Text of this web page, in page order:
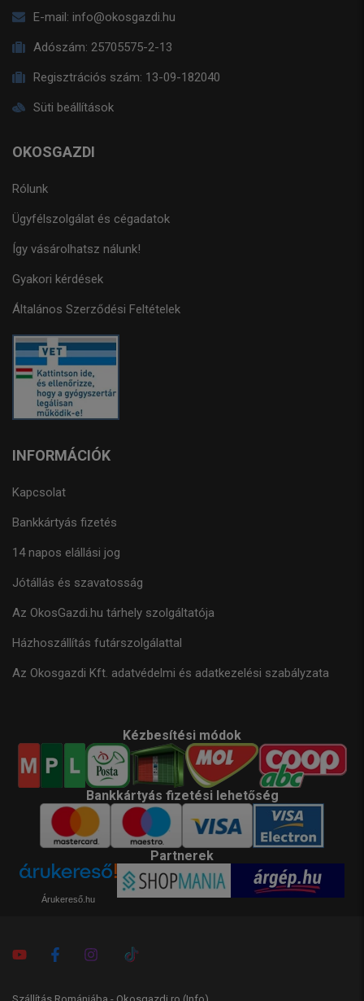
E-mail: info@okosgazdi.hu
Adószám: 25705575-2-13
Regisztrációs szám: 13-09-182040
Süti beállítások
OKOSGAZDI
Rólunk
Ügyfélszolgálat és cégadatok
Így vásárolhatsz nálunk!
Gyakori kérdések
Általános Szerződési Feltételek
INFORMÁCIÓK
Kapcsolat
Bankkártyás fizetés
14 napos elállási jog
Jótállás és szavatosság
Az OkosGazdi.hu tárhely szolgáltatója
Házhoszállítás futárszolgálattal
Az Okosgazdi Kft. adatvédelmi és adatkezelési szabályzata
Kézbesítési módok
Bankkártyás fizetési lehetőség
Partnerek
Árukereső.hu